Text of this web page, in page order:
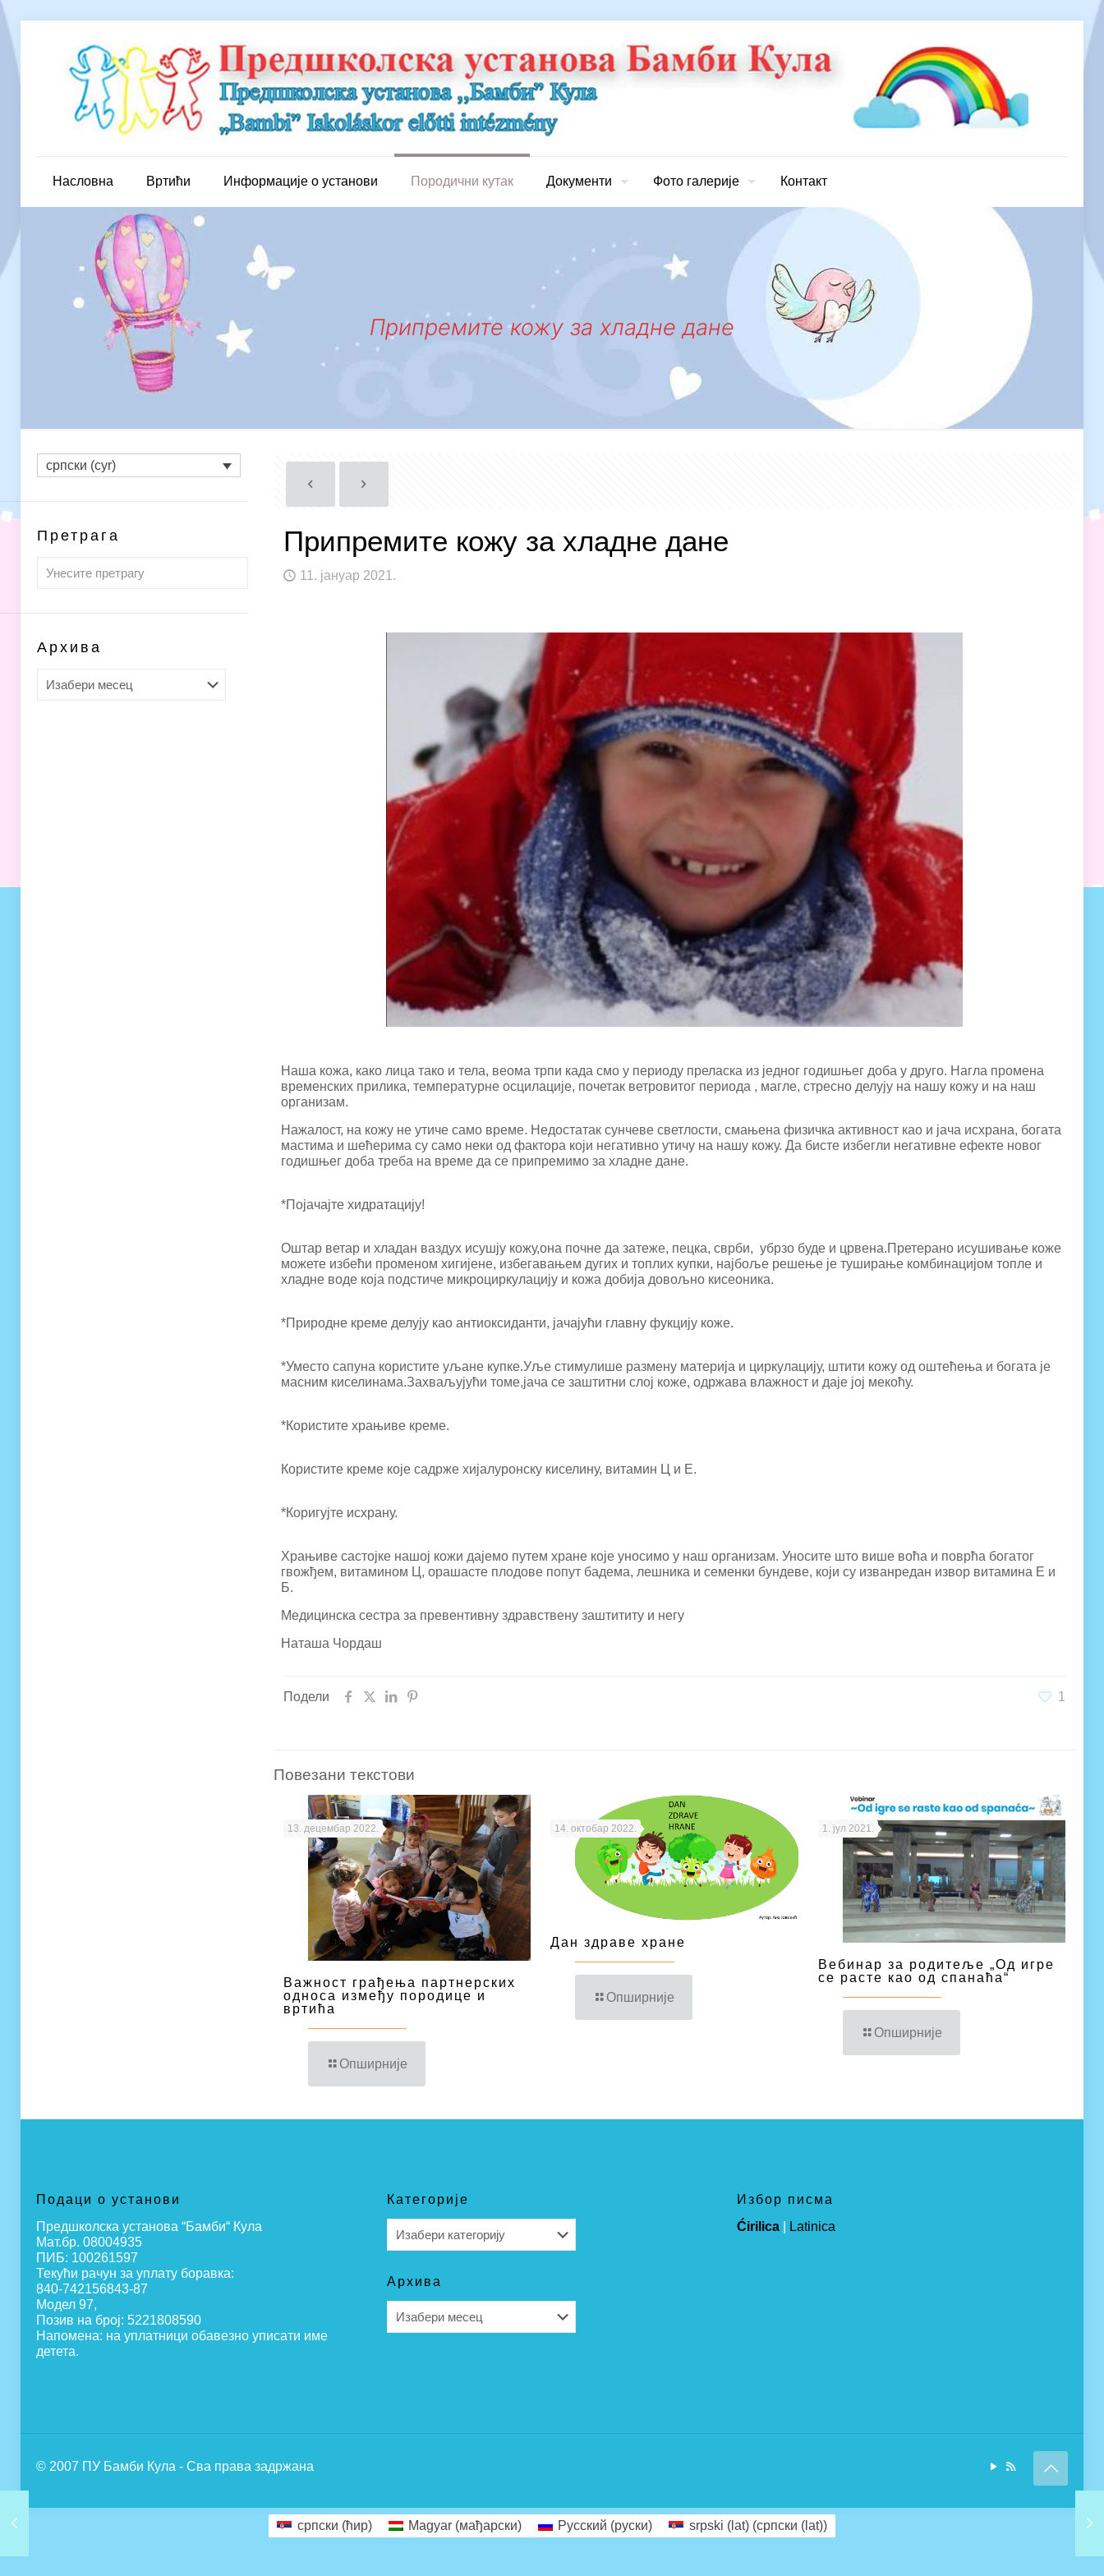
Насловна Вртићи Информације о установи Породични кутак Документи Фото галерије Контакт
Припремите кожу за хладне дане
Припремите кожу за хладне дане
11. јануар 2021.
Наша кожа, како лица тако и тела, веома трпи када смо у периоду преласка из једног годишњег доба у друго. Нагла промена
временских прилика, температурне осцилације, почетак ветровитог периода , магле, стресно делују на нашу кожу и на наш
организам.
Нажалост, на кожу не утиче само време. Недостатак сунчеве светлости, смањена физичка активност као и јача исхрана, богата
мастима и шећерима су само неки од фактора који негативно утичу на нашу кожу. Да бисте избегли негативне ефекте новог
годишњег доба треба на време да се припремимо за хладне дане.
*Појачајте хидратацију!
Оштар ветар и хладан ваздух исушју кожу,она почне да затеже, пецка, сврби, убрзо буде и црвена.Претерано исушивање коже
можете избећи променом хигијене, избегавањем дугих и топлих купки, најбоље решење је туширање комбинацијом топле и
хладне воде која подстиче микроциркулацију и кожа добија довољно кисеоника.
*Природне креме делују као антиоксиданти, јачајући главну фукцију коже.
*Уместо сапуна користите уљане купке.Уље стимулише размену материја и циркулацију, штити кожу од оштећења и богата је
масним киселинама.Захваљујући томе,јача се заштитни слој коже, одржава влажност и даје јој мекоћу.
*Користите храњиве креме.
Користите креме које садрже хијалуронску киселину, витамин Ц и Е.
*Коригујте исхрану.
Храњиве састојке нашој кожи дајемо путем хране које уносимо у наш организам. Уносите што више воћа и поврћа богатог
гвожђем, витамином Ц, орашасте плодове попут бадема, лешника и семенки бундеве, који су изванредан извор витамина Е и
Б.
Медицинска сестра за превентивну здравствену заштититу и негу
Наташа Чордаш
Подели 1
Повезани текстови
13. децембар 2022.
Важност грађења партнерских
односа између породице и
вртића
Опширније
14. октобар 2022.
Дан здраве хране
Опширније
1. јул 2021.
Вебинар за родитеље „Од игре
се расте као од спанаћа“
Опширније
српски (cyr)
Претрага
Архива
Подаци о установи
Предшколска установа “Бамби“ Кула
Мат.бр. 08004935
ПИБ: 100261597
Текући рачун за уплату боравка:
840-742156843-87
Модел 97,
Позив на број: 5221808590
Напомена: на уплатници обавезно уписати име
детета.
Категорије
Архива
Избор писма
Ćirilica
Latinica
© 2007 ПУ Бамби Кула - Сва права задржана
српски (ћир) Magyar (мађарски) Русский (руски) srpski (lat)(српски (lat))